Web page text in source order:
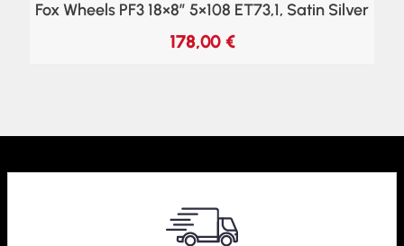
Fox Wheels PF3 18×8″ 5×108 ET73,1, Satin Silver
178,00 €